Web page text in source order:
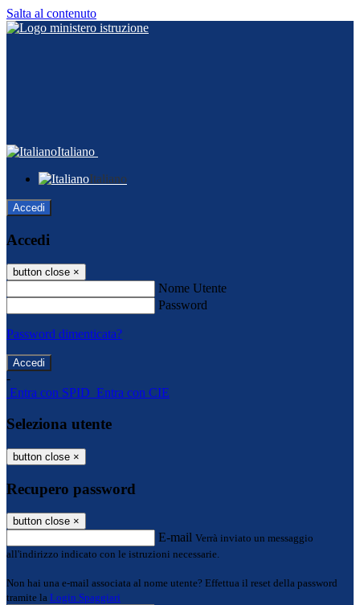
Salta al contenuto
Italiano
Italiano
Accedi
Accedi
button close ×
Nome Utente
Password
Password dimenticata?
-
Entra con SPID Entra con CIE
Seleziona utente
button close ×
Recupero password
button close ×
E-mail Verrà inviato un messaggio
all'indirizzo indicato con le istruzioni necessarie.
Non hai una e-mail associata al nome utente? Effettua il reset della password
tramite la Login Spaggiari